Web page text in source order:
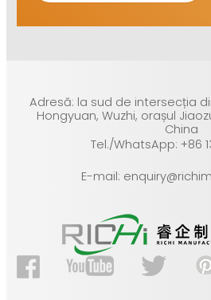
Adresă: la sud de intersecția
Hongyuan, Wuzhi, orașul
China
Tel./WhatsApp: +86
E-mail: